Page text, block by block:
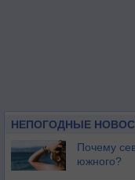
НЕПОГОДНЫЕ
Почему
южного?